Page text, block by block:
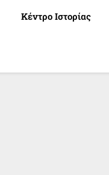
Κέντρο Ιστορίας